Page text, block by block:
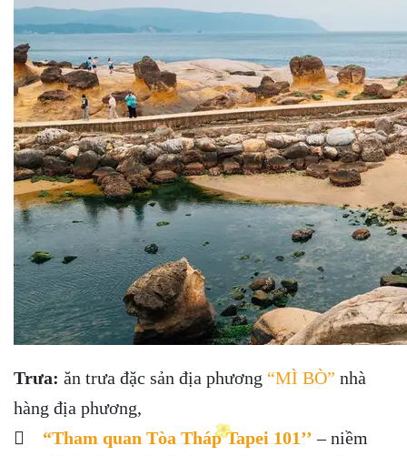
Trưa: ăn trưa đặc sản địa phương “MÌ BÒ” nhà
hàng địa phương,

“Tham quan Tòa Tháp Tapei 101’’ – niềm